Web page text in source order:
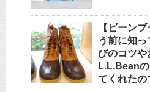
【ビーン
う前に知
びのコツや
L.L.Bean
てくれたの